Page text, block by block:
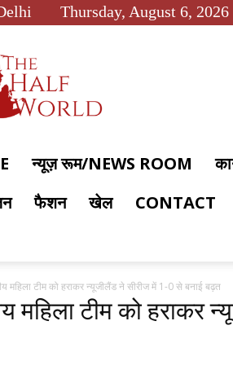
Thursday, August 6, 2026
न्यूज़ रूम/NEWS ROOM
फैशन खेल CONTACT
महिला टीम को हराकर न्यूजीलैंड ने सीरीज में 1-0 से बनाई बढ़त
महिला टीम को हराकर